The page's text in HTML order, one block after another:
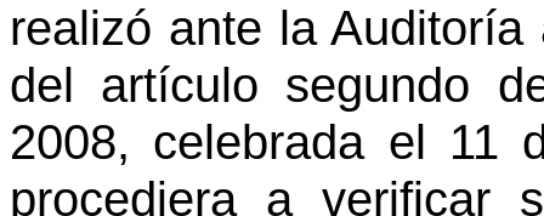
realizó ante la
del artículo segundo
2008, celebrada el 11
procediera a verificar